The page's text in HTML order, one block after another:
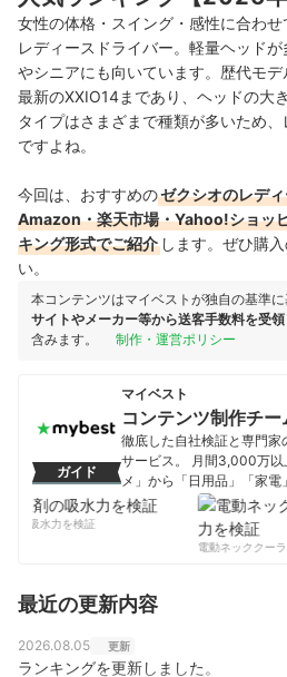
女性の体格・スイング・感性に合わ
レディースドライバー。軽量ヘッド
やシニアにも向いています。歴代モ
最新のXXIO14まであり、ヘッドの大
タイプはさまざまで種類が多いため
ですよね。
今回は、おすすめのゼクシオのレデ
Amazon・楽天市場・Yahoo!ショッ
キング形式でご紹介 します。ぜひ購
い。
本コンテンツはマイベストが独自の基準に
サイトやメーカー等から送客手数料を受領
含みます。
制作・運営ポリシー
ガイド
マイベスト
コンテンツ制作チー
徹底した自社検証と専門
サービス。 月間3,000万以
メ」から「日用品」「家
ストな商品を選んでもら
コンテンツ制作チーム
の吸水力を検証
電動ネッククーラ
最近の更新内容
2026.08.05 更新
ランキングを更新しました。